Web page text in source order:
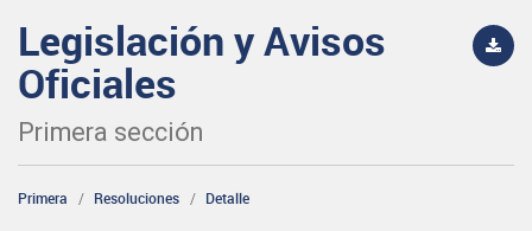
Legislación y Avisos
Oficiales
Primera sección
Primera Resoluciones Detalle